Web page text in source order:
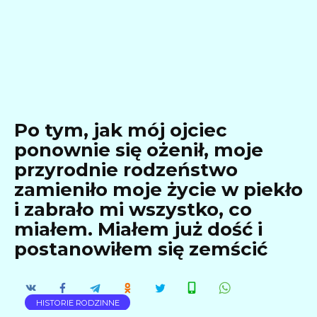
Po tym, jak mój ojciec
ponownie się ożenił, moje
przyrodnie rodzeństwo
zamieniło moje życie w piekło
i zabrało mi wszystko, co
miałem. Miałem już dość i
postanowiłem się zemścić
HISTORIE RODZINNE